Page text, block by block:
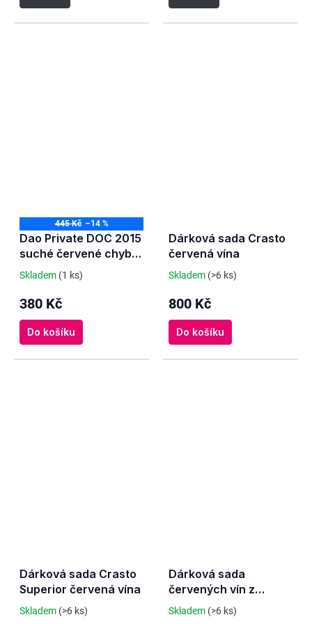
445 Kč –14 %
Dao Private DOC 2015
suché červené chybí
vršek kapsle
Skladem (1 ks)
380 Kč
Do košíku
Dárková sada Crasto
červená vína
Skladem (>6 ks)
800 Kč
Do košíku
Dárková sada Crasto
Superior červená vína
Skladem (>6 ks)
Dárková sada
červených vín z
vinařství Adega Mae
Skladem (>6 ks)